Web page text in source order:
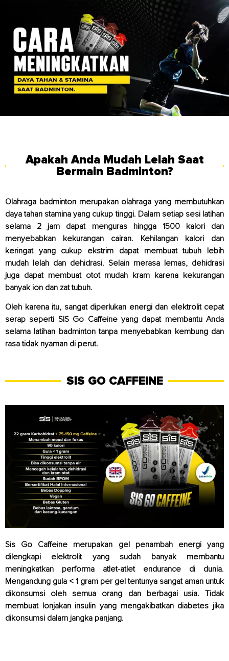
Apakah Anda Mudah Lelah Saat
Bermain Badminton?
Olahraga badminton merupakan olahraga yang membutuhkan
daya tahan stamina yang cukup tinggi. Dalam setiap sesi latihan
selama 2 jam dapat menguras hingga 1500 kalori dan
menyebabkan kekurangan cairan. Kehilangan kalori dan
keringat yang cukup ekstrim dapat membuat tubuh lebih
mudah lelah dan dehidrasi. Selain merasa lemas, dehidrasi
juga dapat membuat otot mudah kram karena kekurangan
banyak ion dan zat tubuh.
Oleh karena itu, sangat diperlukan energi dan elektrolit cepat
serap seperti SIS Go Caffeine yang dapat membantu Anda
selama latihan badminton tanpa menyebabkan kembung dan
rasa tidak nyaman di perut.
SIS GO CAFFEINE
Sis Go Caffeine merupakan gel penambah energi yang
dilengkapi elektrolit yang sudah banyak membantu
meningkatkan performa atlet-atlet endurance di dunia.
Mengandung gula < 1 gram per gel tentunya sangat aman untuk
dikonsumsi oleh semua orang dan berbagai usia. Tidak
membuat lonjakan insulin yang mengakibatkan diabetes jika
dikonsumsi dalam jangka panjang.